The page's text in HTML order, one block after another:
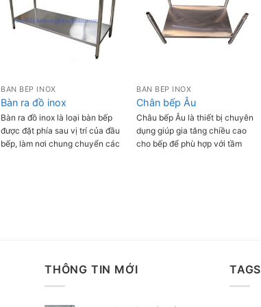
BÀN BẾP INOX
Bàn ra đồ inox
Bàn ra đồ inox là loại bàn bếp
được đặt phía sau vị trí của đầu
bếp, làm nơi chung chuyển các
BÀN BẾP INOX
Chân bếp Âu
Châu bếp Âu là thiết bị chuyên
dụng giúp gia tăng chiều cao
cho bếp để phù hợp với tầm
THÔNG TIN MỚI TAGS